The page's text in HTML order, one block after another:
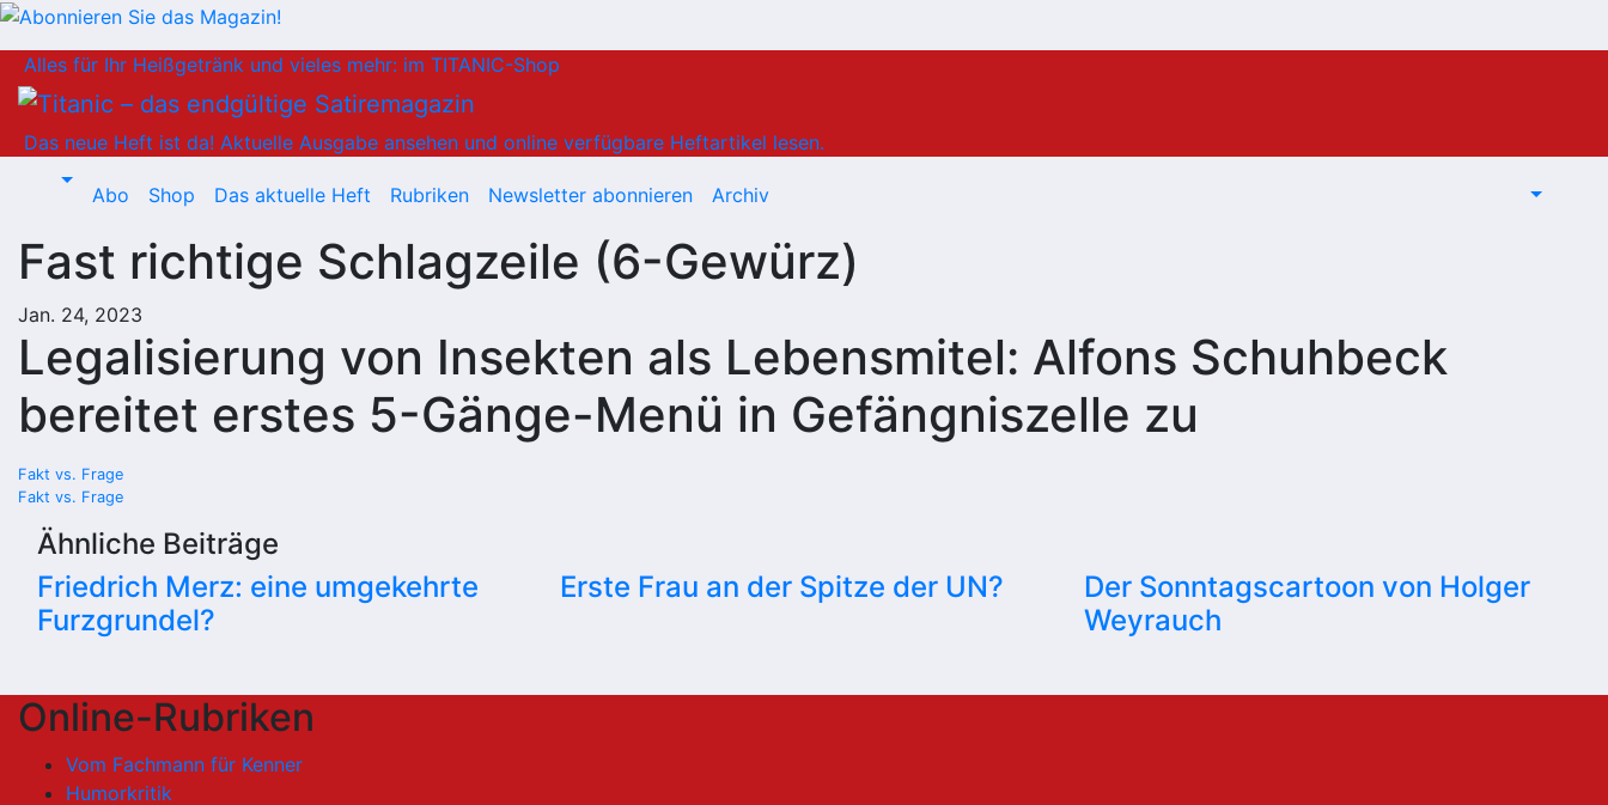
Inhalt
springen
Alles für Ihr Heißgetränk und vieles mehr: im TITANIC-Shop
Das neue Heft ist da! Aktuelle Ausgabe ansehen und online verfügbare Heftartikel lesen.
Abo Shop Das aktuelle Heft Rubriken Newsletter abonnieren Archiv
Fast richtige Schlagzeile (6-Gewürz)
Jan. 24, 2023
Legalisierung von Insekten als Lebensmitel: Alfons Schuhbeck
bereitet erstes 5-Gänge-Menü in Gefängniszelle zu
Beitragsnavigation
Fakt vs. Frage
Fakt vs. Frage
Ähnliche Beiträge
Friedrich Merz: eine umgekehrte
Furzgrundel?
Erste Frau an der Spitze der UN?
Der Sonntagscartoon von Holger
Weyrauch
Online-Rubriken
Vom Fachmann für Kenner
Humorkritik